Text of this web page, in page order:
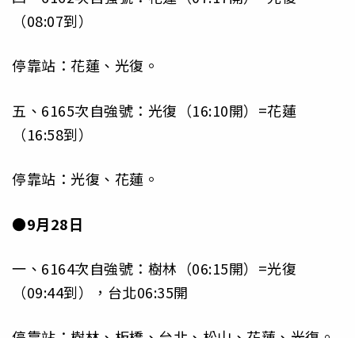
（08:07到）
停靠站：花蓮、光復。
五、6165次自強號：光復（16:10開）=花蓮
（16:58到）
停靠站：光復、花蓮。
●9月28日
一、6164次自強號：樹林（06:15開）=光復
（09:44到），台北06:35開